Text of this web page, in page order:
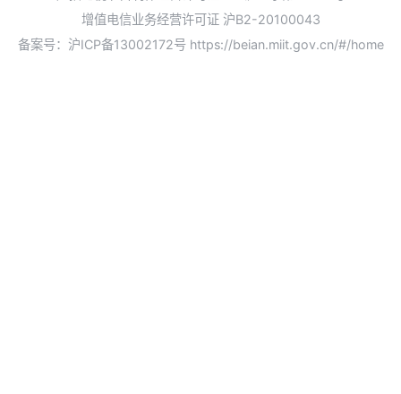
增值电信业务经营许可证 沪B2-20100043
备案号：沪ICP备13002172号 https://beian.miit.gov.cn/#/home